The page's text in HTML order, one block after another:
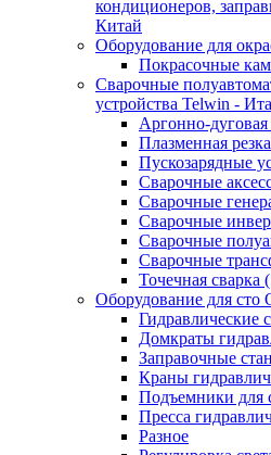
кондиционеров,
Китай
Оборудование для
Покрасочные
Сварочные
устройства Telwin -
Аргонно-
Плазменная резка
Пускозарядные
Сварочные
Сварочные
Сварочные
Сварочные
Сварочные
Точечная сварка
Оборудование для сто
Гидравлические
Домкраты
Заправочные
Краны
Подъемники для
Пресса
Разное